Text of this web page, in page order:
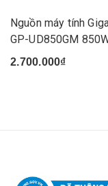
Nguồn máy tính
GP-UD850GM
Plus...
2.700.000₫